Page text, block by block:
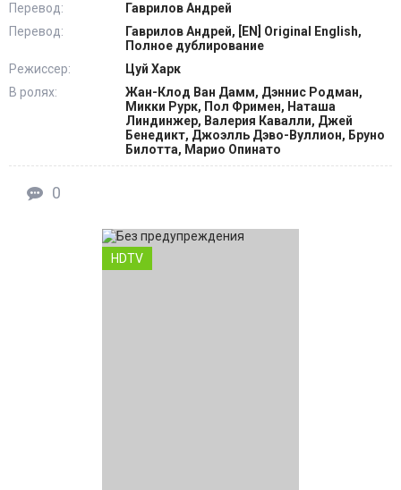
Перевод:
Гаврилов Андрей
Перевод:
Гаврилов Андрей, [EN] Original English,
Полное дублирование
Режиссер:
Цуй Харк
В ролях:
Жан-Клод Ван Дамм, Дэннис Родман,
Микки Рурк, Пол Фримен, Наташа
Линдинжер, Валерия Кавалли, Джей
Бенедикт, Джоэлль Дэво-Вуллион, Бруно
Билотта, Марио Опинато
0
HDTV